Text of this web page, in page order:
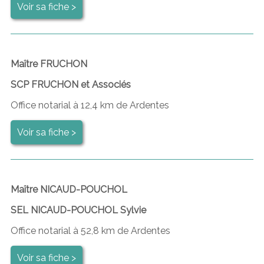
Voir sa fiche >
Maître FRUCHON
SCP FRUCHON et Associés
Office notarial à 12,4 km de Ardentes
Voir sa fiche >
Maître NICAUD-POUCHOL
SEL NICAUD-POUCHOL Sylvie
Office notarial à 52,8 km de Ardentes
Voir sa fiche >